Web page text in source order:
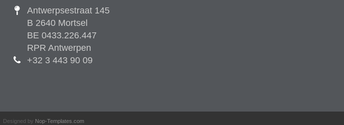
Antwerpsestraat 145
B 2640 Mortsel
BE 0433.226.447
RPR Antwerpen
+32 3 443 90 09
Designed by Nop-Templates.com